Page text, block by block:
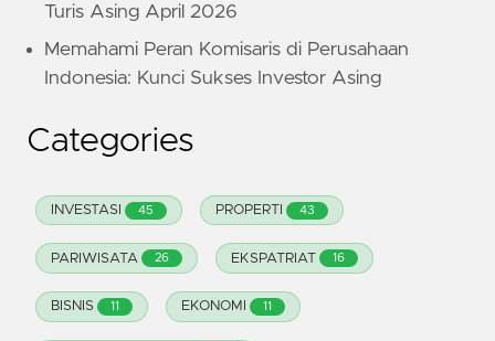
Turis Asing April 2026
Memahami Peran Komisaris di Perusahaan
Indonesia: Kunci Sukses Investor Asing
Categories
INVESTASI 45 PROPERTI 43
PARIWISATA 26 EKSPATRIAT 16
BISNIS 11 EKONOMI 11